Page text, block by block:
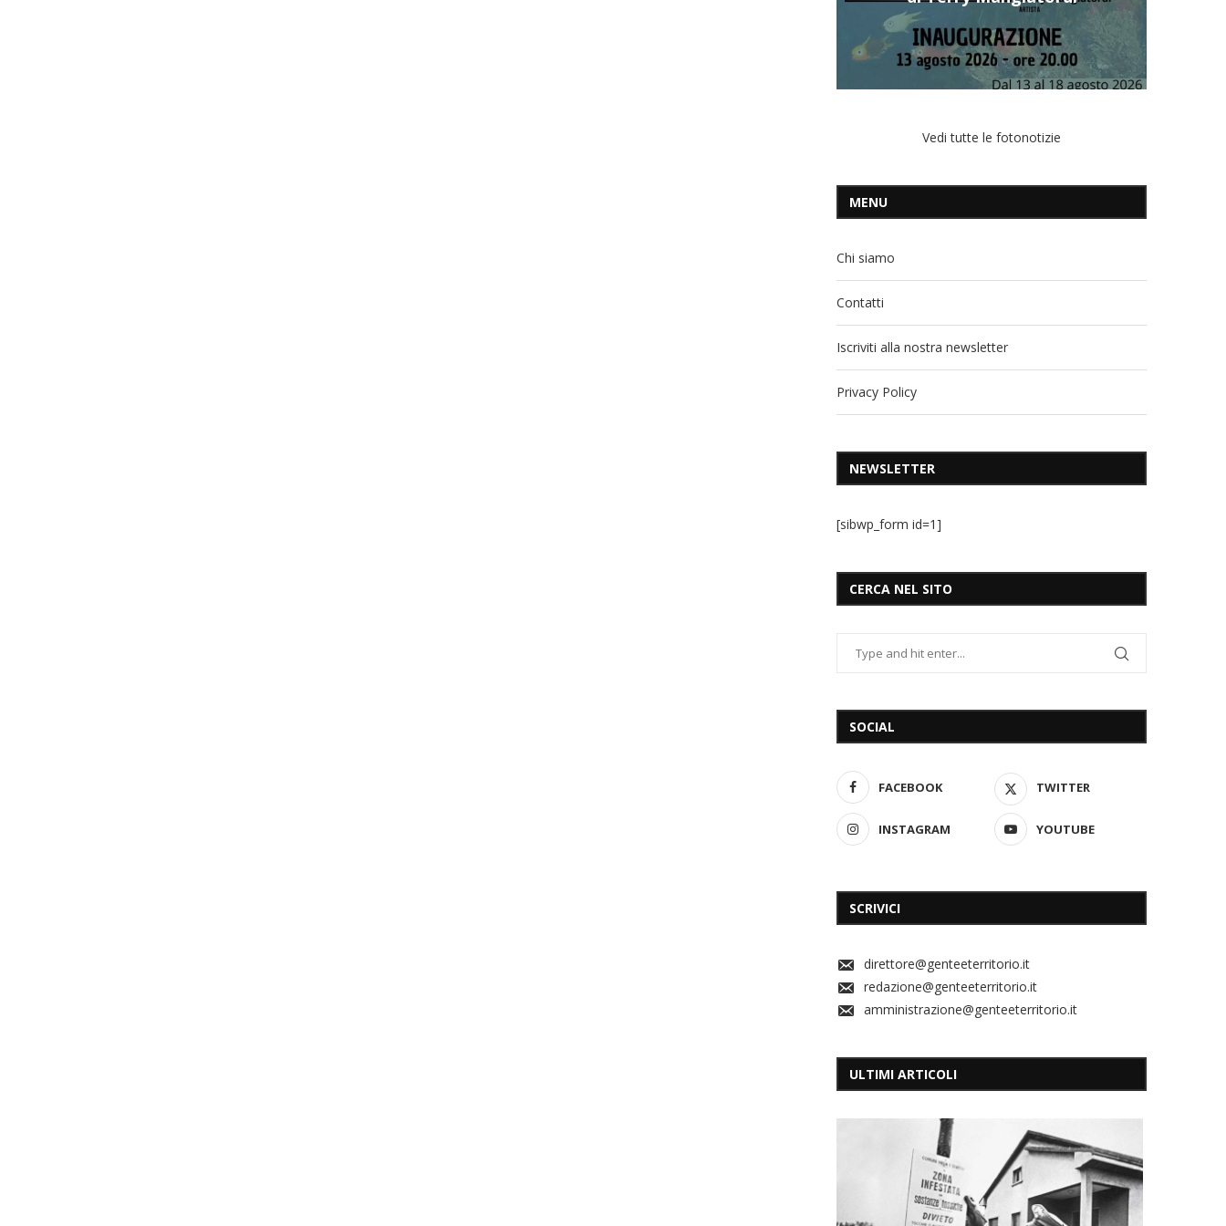
Vedi tutte le fotonotizie
MENU
Chi siamo
Contatti
Iscriviti alla nostra newsletter
Privacy Policy
NEWSLETTER
[sibwp_form id=1]
CERCA NEL SITO
SOCIAL
FACEBOOK TWITTER
INSTAGRAM YOUTUBE
SCRIVICI
direttore@genteeterritorio.it
redazione@genteeterritorio.it
amministrazione@genteeterritorio.it
ULTIMI ARTICOLI